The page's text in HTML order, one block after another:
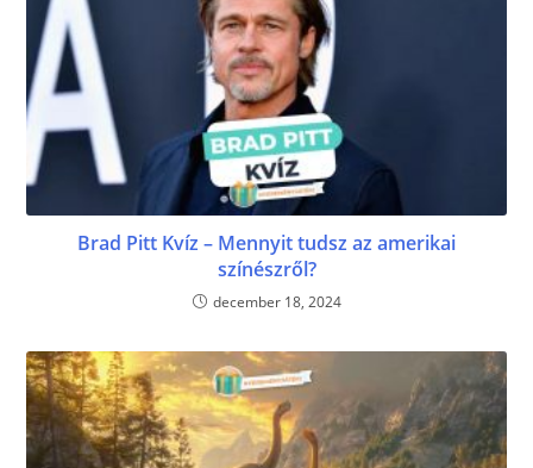
Brad Pitt Kvíz – Mennyit tudsz az amerikai
színészről?
december 18, 2024